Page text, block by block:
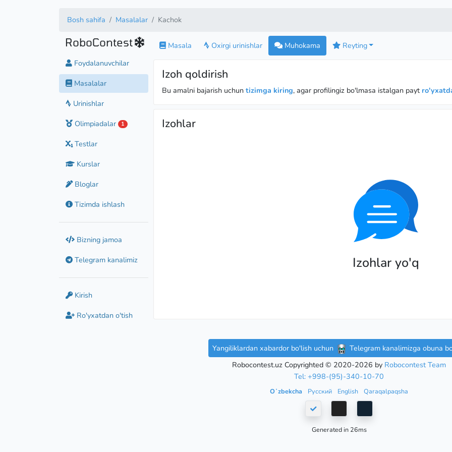
Bosh sahifa Masalalar Kachok
RoboContest
Foydalanuvchilar
Masalalar
Urinishlar
Olimpiadalar
1
Testlar
Kurslar
Bloglar
Tizimda ishlash
Bizning jamoa
Telegram kanalimiz
Kirish
Ro'yxatdan o'tish
Masala Oxirgi urinishlar Muhokama Reyting
Izoh qoldirish
Bu amalni bajarish uchun tizimga kiring, agar profilingiz bo'lmasa istalgan payt
Izohlar
Izohlar yo'q
Yangiliklardan xabardor bo'lish uchun
Telegram kanalimizga obuna
Robocontest.uz Copyrighted © 2020-2026 by Robocontest Team
Tel: +998-(95)-340-10-70
Oʻzbekcha Русский English Qaraqalpaqsha
Generated in 26ms